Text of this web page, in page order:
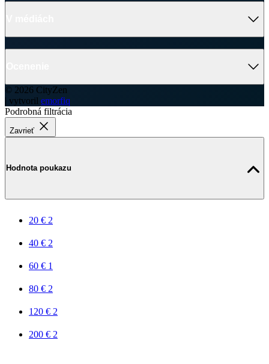
© 2026 CityZen
| vytvoril emorfiq
Podrobná filtrácia
Zavrieť
Hodnota poukazu
20 € 2
40 € 2
60 € 1
80 € 2
120 € 2
200 € 2